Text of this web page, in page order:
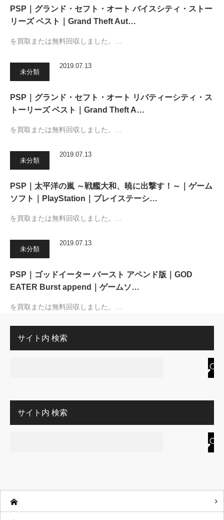
PSP｜グランド・セフト・オート バイスシティ・ストー
リーズ ベスト｜Grand Theft Aut…
を買取または無料回収しました。…
未分類
2019.07.13
PSP｜グランド・セフト・オート リバティーシティ・ス
トーリーズ ベスト｜Grand Theft A…
を買取または無料回収しました。…
未分類
2019.07.13
PSP｜太平洋の嵐 ～戦艦大和、暁に出撃す！～｜ゲーム
ソフト｜PlayStation｜プレイステーシ…
を買取または無料回収しました。…
未分類
2019.07.13
PSP｜ゴッドイーター バースト アペンド版｜GOD
EATER Burst append｜ゲームソ…
を買取または無料回収しました。…
サイト内 検索
サイト内 検索